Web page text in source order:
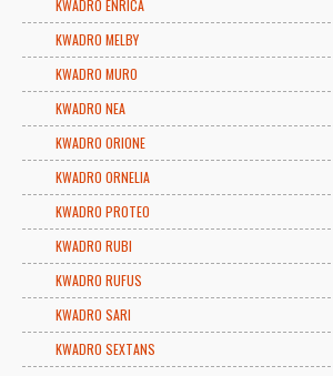
KWADRO ENRICA
KWADRO MELBY
KWADRO MURO
KWADRO NEA
KWADRO ORIONE
KWADRO ORNELIA
KWADRO PROTEO
KWADRO RUBI
KWADRO RUFUS
KWADRO SARI
KWADRO SEXTANS